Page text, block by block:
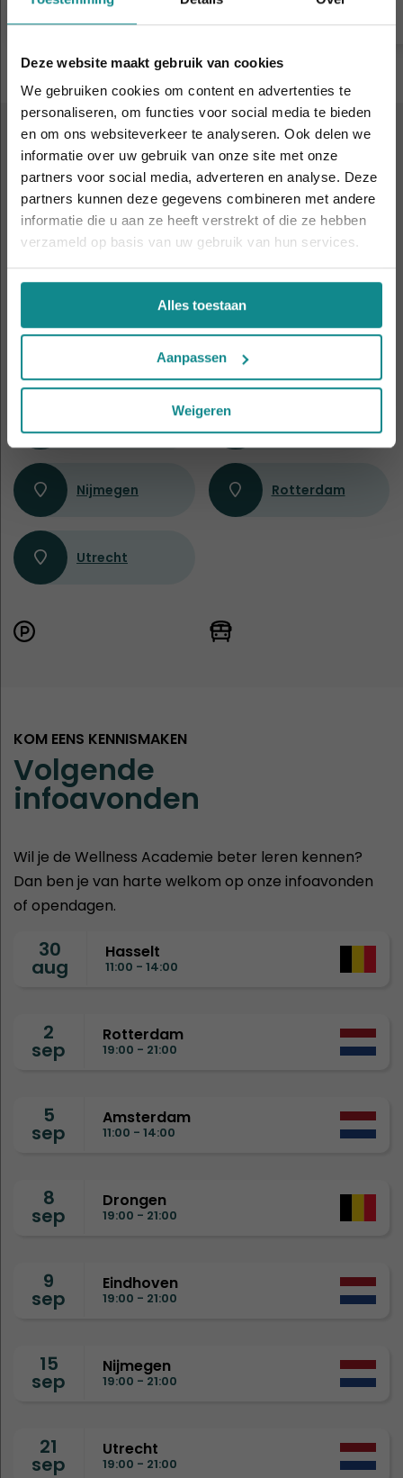
Deze website maakt gebruik van cookies
We gebruiken cookies om content en advertenties te
personaliseren, om functies voor social media te bieden
en om ons websiteverkeer te analyseren. Ook delen we
informatie over uw gebruik van onze site met onze
partners voor social media, adverteren en analyse. Deze
partners kunnen deze gegevens combineren met andere
informatie die u aan ze heeft verstrekt of die ze hebben
verzameld op basis van uw gebruik van hun services.
Alles toestaan
Aanpassen
Weigeren
Meer informatie
ALTIJD IN DE BUURT
9 leslocatiesdoor heel
Nederland en België
Amsterdam Antwerpen
Nijmegen Rotterdam
Utrecht
KOM EENS KENNISMAKEN
Volgende
infoavonden
Wil je de Wellness Academie beter leren kennen?
Dan ben je van harte welkom op onze infoavonden
of opendagen.
30
aug
Hasselt
11:00 - 14:00
2
sep
Rotterdam
19:00 - 21:00
5
sep
Amsterdam
11:00 - 14:00
8
sep
Drongen
19:00 - 21:00
9
sep
Eindhoven
19:00 - 21:00
15
sep
Nijmegen
19:00 - 21:00
21
sep
Utrecht
19:00 - 21:00
Laatste week! 10% korting t.e.m. 15 augustus,
daarna eindigt de zomeractie definitief.
Sluiten